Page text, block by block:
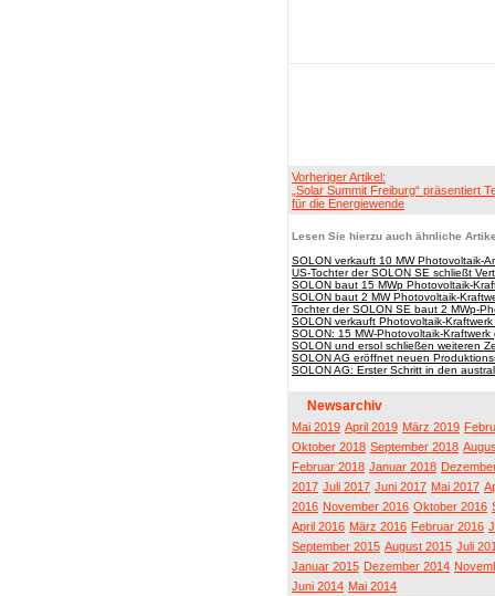
Vorheriger Artikel:
„Solar Summit Freiburg“ präsentiert
für die Energiewende
Lesen Sie hierzu auch ähnliche
SOLON verkauft 10 MW Photovoltaik-
US-Tochter der SOLON SE schließt
SOLON baut 15 MWp Photovoltaik-
SOLON baut 2 MW Photovoltaik-
Tochter der SOLON SE baut 2 MWp-
SOLON verkauft Photovoltaik-
SOLON: 15 MW-Photovoltaik-
SOLON und ersol schließen weiteren
SOLON AG eröffnet neuen
SOLON AG: Erster Schritt in den
Newsarchiv
Mai 2019 April 2019 März 2019
Oktober 2018 September 2018
Februar 2018 Januar 2018
2017 Juli 2017 Juni 2017 Mai 2017
2016 November 2016 Oktober 2016
April 2016 März 2016 Februar 2016
September 2015 August 2015 Juli
Januar 2015 Dezember 2014
Juni 2014 Mai 2014